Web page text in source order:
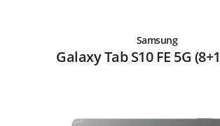
Samsung
Galaxy Tab S10 FE 5G